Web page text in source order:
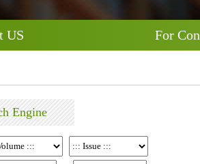
US For
Engine